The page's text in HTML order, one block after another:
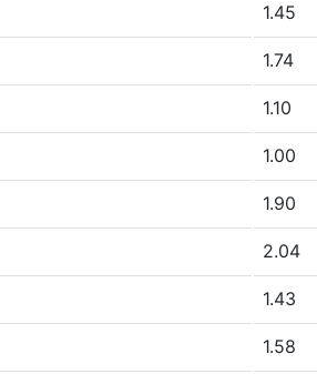
1.45
1.74
1.10
1.00
1.90
2.04
1.43
1.58